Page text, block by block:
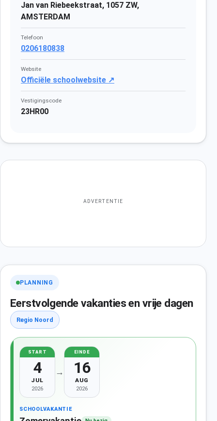
Jan van Riebeekstraat, 1057 ZW,
AMSTERDAM
Telefoon
0206180838
Website
Officiële schoolwebsite ↗
Vestigingscode
23HR00
ADVERTENTIE
PLANNING
Eerstvolgende vakanties en vrije dagen
Regio Noord
START
4
JUL
2026
→
EINDE
16
AUG
2026
SCHOOLVAKANTIE